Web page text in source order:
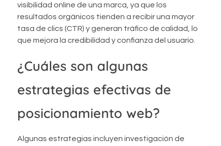
visibilidad online de una marca, ya que los
resultados orgánicos tienden a recibir una mayor
tasa de clics (CTR) y generan tráfico de calidad, lo
que mejora la credibilidad y confianza del usuario.
¿Cuáles son algunas
estrategias efectivas de
posicionamiento web?
Algunas estrategias incluyen investigación de